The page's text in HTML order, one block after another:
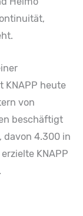
KNAPP heute
von
beschäftigt
davon 4.300 in
KNAPP